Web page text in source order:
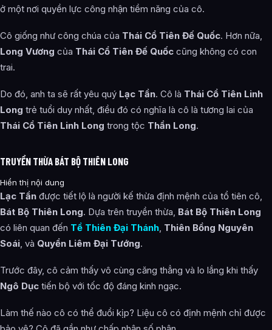
ở một nơi quyền lực công nhận tiềm năng của cô.
Cô giống như công chúa của Thái Cổ Tiên Đế Quốc. Hơn nữa,
Long Vương của Thái Cổ Tiên Đế Quốc cũng không có con
trai.
Do đó, anh ta sẽ rất yêu quý Lạc Tần. Cô là Thái Cổ Tiên Linh
Long trẻ tuổi duy nhất, điều đó có nghĩa là cô là tương lai của
Thái Cổ Tiên Linh Long trong tộc Thần Long.
TRUYỀN THỪA BÁT BỘ THIÊN LONG
Hiển thị nội dung
Lạc Tần được tiết lộ là người kế thừa định mệnh của tổ tiên cô,
Bát Bộ Thiên Long. Dựa trên truyền thừa, Bát Bộ Thiên Long
có liên quan đến Tề Thiên Đại Thánh, Thiên Bồng Nguyên
Soái, và Quyển Liêm Đại Tướng.
Trước đây, cô cảm thấy vô cùng căng thẳng và lo lắng khi thấy
Ngô Dục tiến bộ với tốc độ đáng kinh ngạc.
Làm thế nào cô có thể đuổi kịp? Liệu cô có định mệnh chỉ được